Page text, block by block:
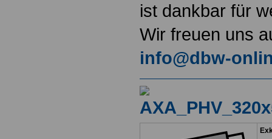
ist dankbar für
Wir freuen uns
info@dbw-